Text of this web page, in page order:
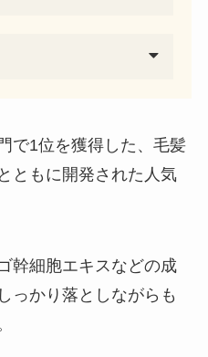
で1位を獲得した、毛髪
ともに開発された人気
幹細胞エキスなどの成
っかり落としながらも